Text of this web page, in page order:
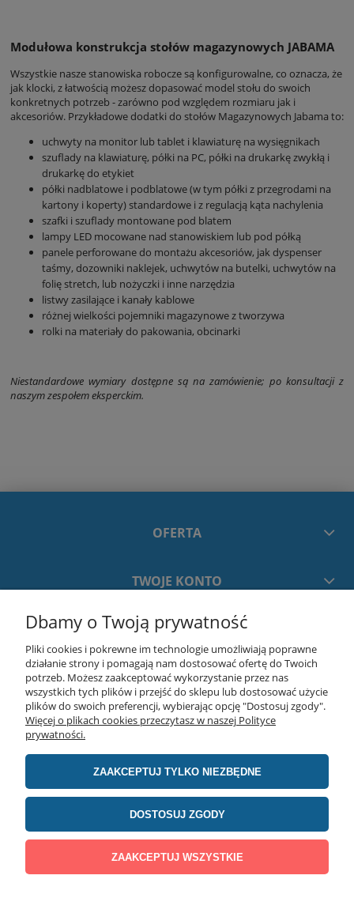
Modułowa konstrukcja stołów magazynowych JABAMA
Wszystkie nasze stanowiska robocze są konfigurowalne, co oznacza, że
jak klocki, z łatwością możesz dopasować model stołu do swoich
konkretnych potrzeb - zarówno pod względem rozmiaru jak i
akcesoriów. Przykładowe dodatki do stołów Magazynowych Jabama to:
uchwyty na monitor lub tablet i klawiaturę na wysięgnikach
szuflady na klawiaturę, półki na PC, półki na drukarkę zwykłą i
drukarkę do etykiet
półki nadblatowe i podblatowe (w tym półki z przegrodami na
kartony i koperty) standardowe i z regulacją kąta nachylenia
szafki i szuflady montowane pod blatem
lampy LED mocowane nad stanowiskiem lub pod półką
panele perforowane do montażu akcesoriów, jak dyspenser
taśmy, dozowniki naklejek, uchwytów na butelki, uchwytów na
folię stretch, lub nożyczki i inne narzędzia
listwy zasilające i kanały kablowe
różnej wielkości pojemniki magazynowe z tworzywa
rolki na materiały do pakowania, obcinarki
Niestandardowe wymiary dostępne są na zamówienie; po konsultacji z
naszym zespołem eksperckim.
OFERTA
TWOJE KONTO
PŁATNOŚCI I DOSTAWA
INFORMACJE
O NAS
advertnet.pl
Producent stołów montażowych Jabama | Lawendowa 75, 05-311 Chrośla | E-
mail: marketing@jabama.pl | Tel. 790 440 232 | NIP: 8222384494 | REGON:
387782592
Dbamy o Twoją prywatność
Pliki cookies i pokrewne im technologie umożliwiają poprawne
działanie strony i pomagają nam dostosować ofertę do Twoich
potrzeb. Możesz zaakceptować wykorzystanie przez nas
wszystkich tych plików i przejść do sklepu lub dostosować użycie
plików do swoich preferencji, wybierając opcję "Dostosuj zgody".
Więcej o plikach cookies przeczytasz w naszej Polityce
prywatności.
ZAAKCEPTUJ TYLKO NIEZBĘDNE
DOSTOSUJ ZGODY
ZAAKCEPTUJ WSZYSTKIE